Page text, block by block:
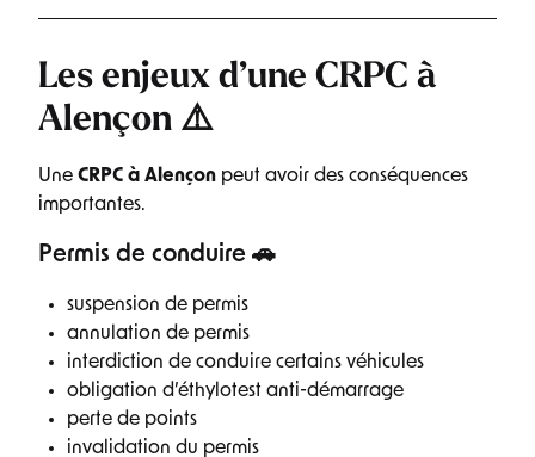
Les enjeux d’une CRPC à
Alençon ⚠️
Une CRPC à Alençon peut avoir des conséquences
importantes.
Permis de conduire 🚗
suspension de permis
annulation de permis
interdiction de conduire certains véhicules
obligation d’éthylotest anti-démarrage
perte de points
invalidation du permis